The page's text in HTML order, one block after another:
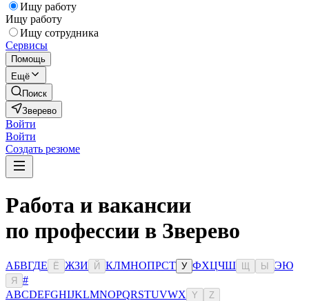
Ищу работу
Ищу работу
Ищу сотрудника
Сервисы
Помощь
Ещё
Поиск
Зверево
Войти
Войти
Создать резюме
Работа и вакансии
по профессии в Зверево
АБВГДЕ Ё ЖЗИ Й КЛМНОПРСТ У ФХЦЧШ Ы ЭЮ
Я
#
ABCDEFGHIJKLMNOPQRSTUVWX Y Z